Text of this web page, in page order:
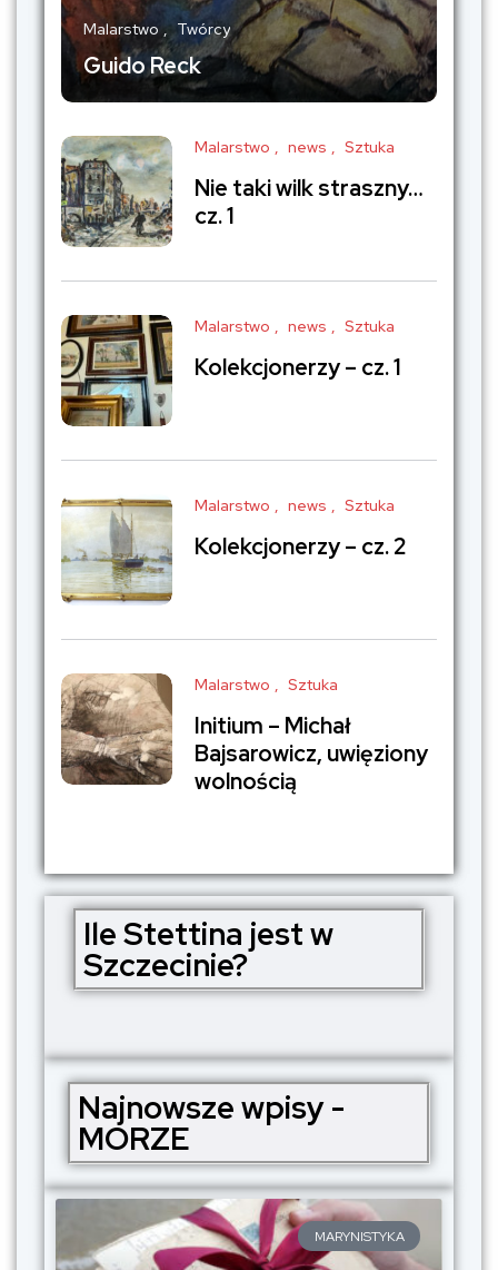
Malarstwo Twórcy
Guido Reck
Malarstwo news Sztuka
Nie taki wilk straszny…
cz. 1
Malarstwo news Sztuka
Kolekcjonerzy – cz. 1
Malarstwo news Sztuka
Kolekcjonerzy – cz. 2
Malarstwo Sztuka
Initium – Michał
Bajsarowicz, uwięziony
wolnością
Ile Stettina jest w
Szczecinie?
Najnowsze wpisy -
MORZE
MARYNISTYKA